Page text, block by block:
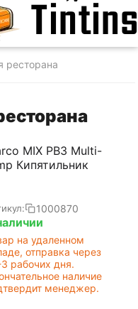
ресторана
MIX PB3 Multi-
Кипятильник
1000870
на удаленном
отправка через
рабочих дня.
наличие
менеджер.
Аккаунт